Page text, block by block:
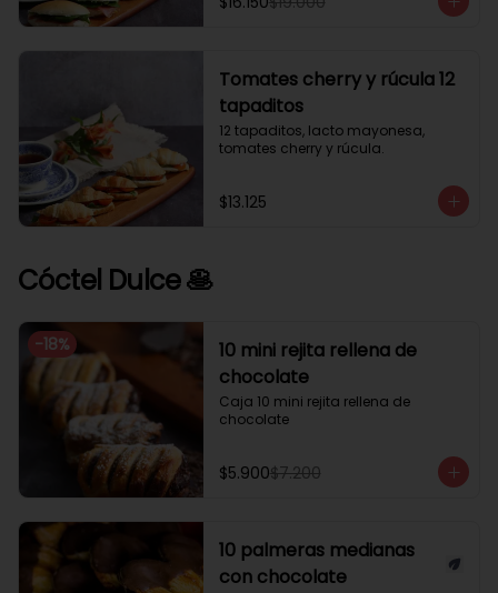
Tomates cherry y rúcula 12
tapaditos
12 tapaditos, lacto mayonesa,
tomates cherry y rúcula.
$13.125
Cóctel Dulce 🥞
-18%
10 mini rejita rellena de
chocolate
Caja 10 mini rejita rellena de
chocolate
$5.900$7.200
10 palmeras medianas
con chocolate